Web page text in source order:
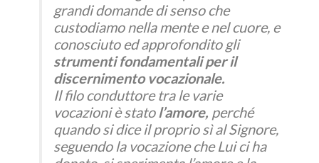
grandi domande di senso che
custodiamo nella mente e nel cuore, e
conosciuto ed approfondito gli
strumenti fondamentali per il
discernimento vocazionale.
Il filo conduttore tra le varie
vocazioni è stato l’amore, perché
quando si dice il proprio sì al Signore,
seguendo la vocazione che Lui ci ha